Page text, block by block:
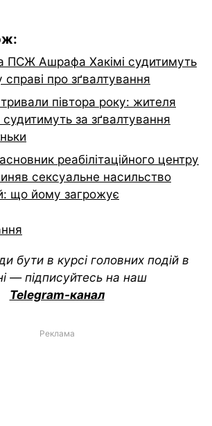
ПСЖ Ашрафа Хакімі судитимуть
справі про зґвалтування
півтора року: жителя
за зґвалтування
реабілітаційного центру
сексуальне насильство
що йому загрожує
бути в курсі головних подій в
— підписуйтесь на наш
Telegram-канал
Реклама